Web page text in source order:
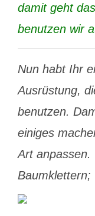
damit geht
benutzen wir
Nun habt Ihr
Ausrüstung,
benutzen.
einiges
Art anpassen.
Baumklettern;